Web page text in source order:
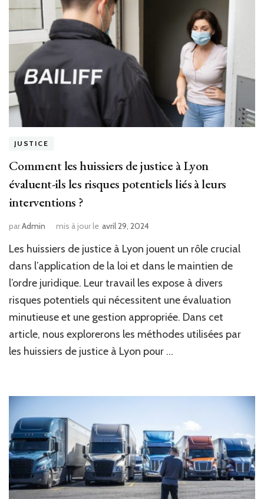
JUSTICE
Comment les huissiers de justice à Lyon
évaluent-ils les risques potentiels liés à leurs
interventions ?
parAdmin mis à jour le avril 29, 2024
Les huissiers de justice à Lyon jouent un rôle crucial
dans l’application de la loi et dans le maintien de
l’ordre juridique. Leur travail les expose à divers
risques potentiels qui nécessitent une évaluation
minutieuse et une gestion appropriée. Dans cet
article, nous explorerons les méthodes utilisées par
les huissiers de justice à Lyon pour …